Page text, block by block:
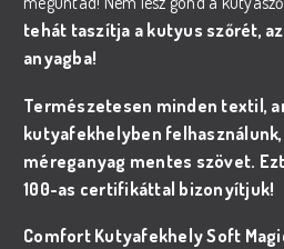
tehát taszítja a kutyus szőrét,
anyagba!
Természetesen minden textil,
kutyafekhelyben felhasználunk,
méreganyag mentes szövet.
100-as certifikáttal bizonyítjuk!
Comfort Kutyafekhely Soft